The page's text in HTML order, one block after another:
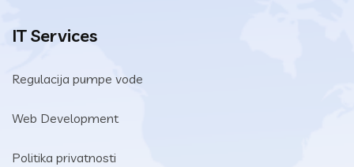
IT Services
Regulacija pumpe vode
Web Development
Politika privatnosti